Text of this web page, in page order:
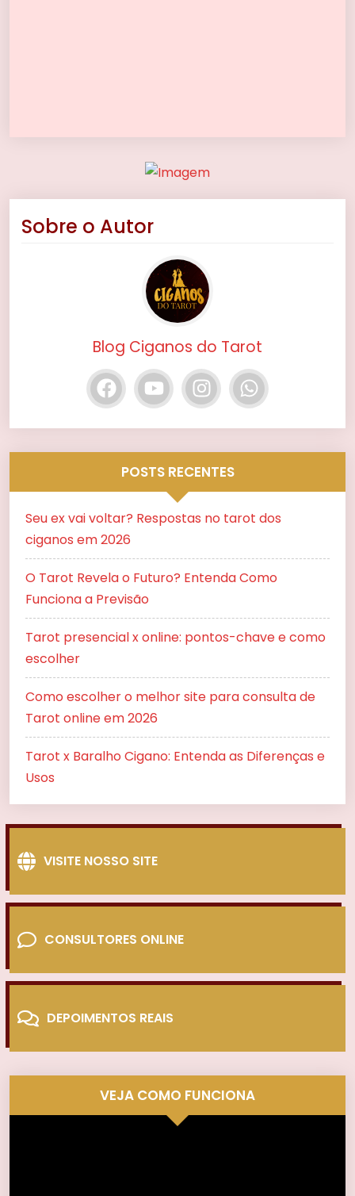
Sobre o Autor
Blog Ciganos do Tarot
POSTS RECENTES
Seu ex vai voltar? Respostas no tarot dos
ciganos em 2026
O Tarot Revela o Futuro? Entenda Como
Funciona a Previsão
Tarot presencial x online: pontos-chave e como
escolher
Como escolher o melhor site para consulta de
Tarot online em 2026
Tarot x Baralho Cigano: Entenda as Diferenças e
Usos
VISITE NOSSO SITE
CONSULTORES ONLINE
DEPOIMENTOS REAIS
VEJA COMO FUNCIONA